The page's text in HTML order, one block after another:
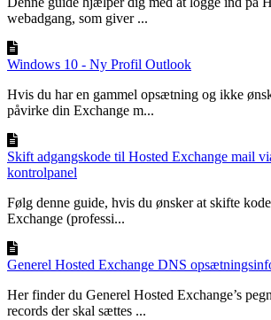
webadgang, som giver ...
Windows 10 - Ny Profil Outlook
Hvis du har en gammel opsætning og ikke
påvirke din Exchange m...
Skift adgangskode til Hosted Exchange mail
kontrolpanel
Følg denne guide, hvis du ønsker at skifte
Exchange (professi...
Generel Hosted Exchange DNS
Her finder du Generel Hosted Exchange’s
records der skal sættes ...